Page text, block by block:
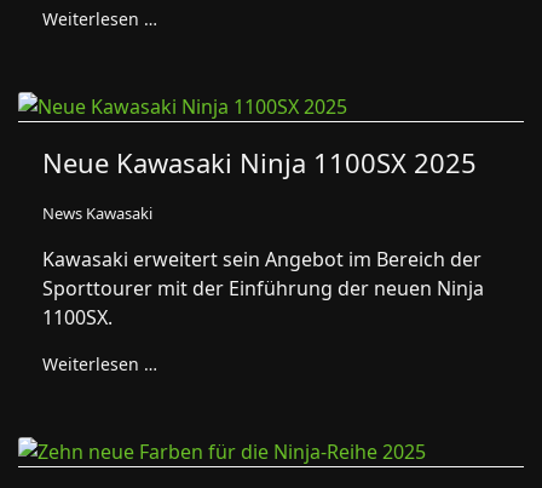
Weiterlesen …
Neue Kawasaki Ninja 1100SX 2025
News Kawasaki
Kawasaki erweitert sein Angebot im Bereich der
Sporttourer mit der Einführung der neuen Ninja
1100SX.
Weiterlesen …